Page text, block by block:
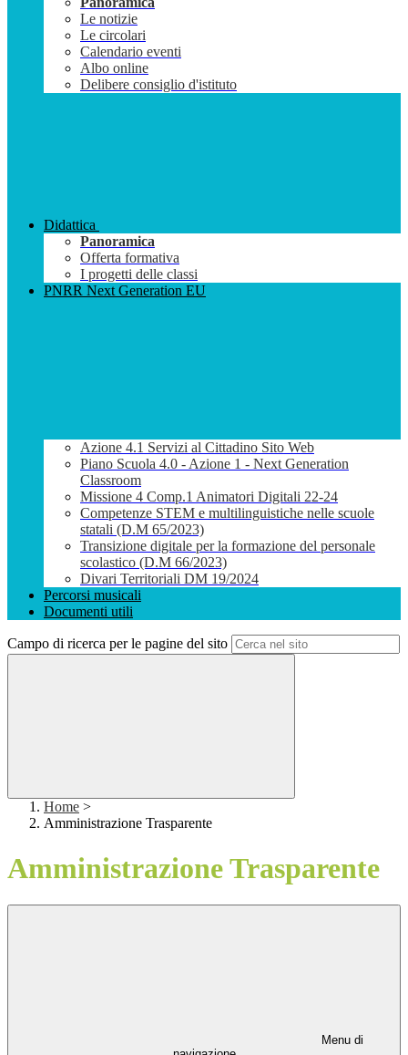
Le notizie
Le circolari
Calendario eventi
Albo online
Delibere consiglio d'istituto
Didattica
Panoramica
Offerta formativa
I progetti delle classi
PNRR Next Generation EU
Azione 4.1 Servizi al Cittadino Sito Web
Piano Scuola 4.0 - Azione 1 - Next Generation
Classroom
Missione 4 Comp.1 Animatori Digitali 22-24
Competenze STEM e multilinguistiche nelle scuole
statali (D.M 65/2023)
Transizione digitale per la formazione del personale
scolastico (D.M 66/2023)
Divari Territoriali DM 19/2024
Percorsi musicali
Documenti utili
Campo di ricerca per le pagine del sito
Home >
Amministrazione Trasparente
Amministrazione Trasparente
Menu di